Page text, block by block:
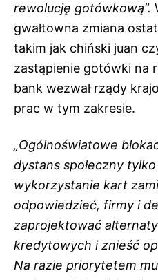
rewolucję gotówkową”.
gwałtowna zmiana
takim jak chiński juan
zastąpienie gotówki na
bank wezwał rządy
prac w tym zakresie.
„Ogólnoświatowe
dystans społeczny
wykorzystanie kart
odpowiedzieć, firmy i
zaprojektować
kredytowych i znieść
Na razie priorytetem